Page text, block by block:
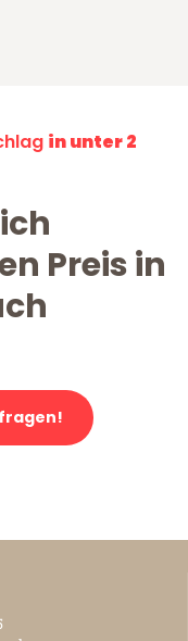
in unter 2
Preis in